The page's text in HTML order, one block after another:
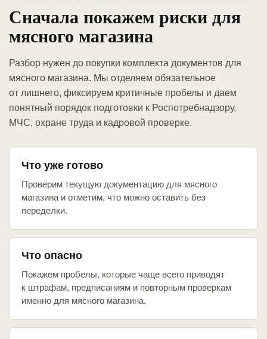
Сначала покажем риски для
мясного магазина
Разбор нужен до покупки комплекта документов для
мясного магазина. Мы отделяем обязательное
от лишнего, фиксируем критичные пробелы и даем
понятный порядок подготовки к Роспотребнадзору,
МЧС, охране труда и кадровой проверке.
Что уже готово
Проверим текущую документацию для мясного
магазина и отметим, что можно оставить без
переделки.
Что опасно
Покажем пробелы, которые чаще всего приводят
к штрафам, предписаниям и повторным проверкам
именно для мясного магазина.